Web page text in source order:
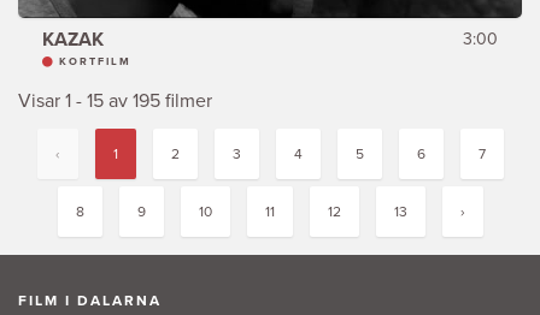
KAZAK 3:00
KORTFILM
Visar 1 - 15 av 195 filmer
‹ 1 2 3 4 5 6 7
8 9 10 11 12 13 ›
FILM I DALARNA